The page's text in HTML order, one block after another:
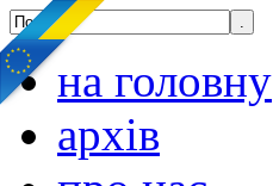
на головну
архів